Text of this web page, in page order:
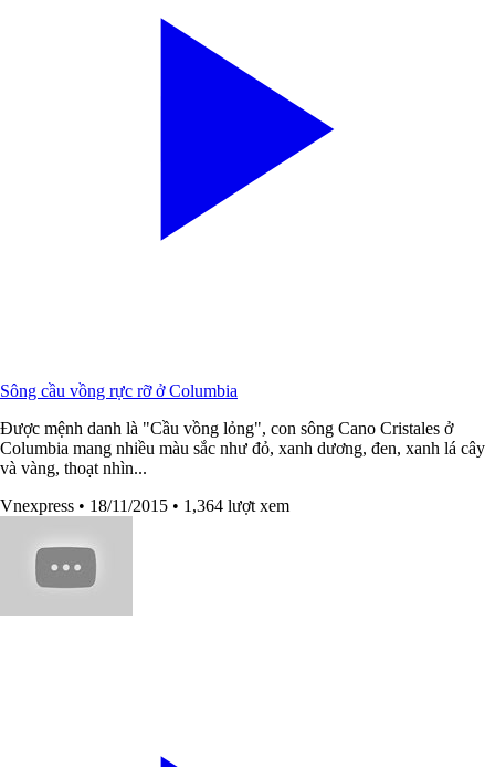
Sông cầu vồng rực rỡ ở Columbia
Được mệnh danh là "Cầu vồng lỏng", con sông Cano Cristales ở
Columbia mang nhiều màu sắc như đỏ, xanh dương, đen, xanh lá cây
và vàng, thoạt nhìn...
Vnexpress • 18/11/2015 • 1,364 lượt xem